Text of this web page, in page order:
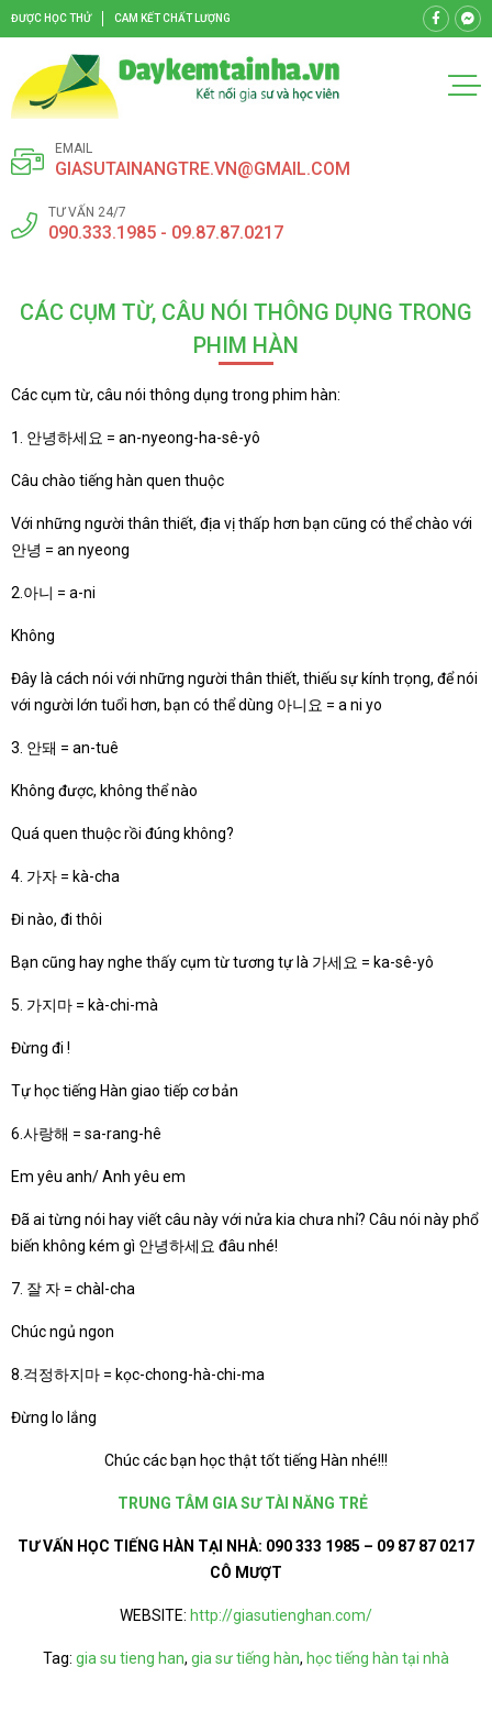
ĐƯỢC HỌC THỬ CAM KẾT CHẤT LƯỢNG
EMAIL
GIASUTAINANGTRE.VN@GMAIL.COM
TƯ VẤN 24/7
090.333.1985 - 09.87.87.0217
CÁC CỤM TỪ, CÂU NÓI THÔNG DỤNG TRONG
PHIM HÀN
Các cụm từ, câu nói thông dụng trong phim hàn:
1. 안녕하세요 = an-nyeong-ha-sê-yô
Câu chào tiếng hàn quen thuộc
Với những người thân thiết, địa vị thấp hơn bạn cũng có thể chào với
안녕 = an nyeong
2.아니 = a-ni
Không
Đây là cách nói với những người thân thiết, thiếu sự kính trọng, để nói
với người lớn tuổi hơn, bạn có thể dùng 아니요 = a ni yo
3. 안돼 = an-tuê
Không được, không thể nào
Quá quen thuộc rồi đúng không?
4. 가자 = kà-cha
Đi nào, đi thôi
Bạn cũng hay nghe thấy cụm từ tương tự là 가세요 = ka-sê-yô
5. 가지마 = kà-chi-mà
Đừng đi !
Tự học tiếng Hàn giao tiếp cơ bản
6.사랑해 = sa-rang-hê
Em yêu anh/ Anh yêu em
Đã ai từng nói hay viết câu này với nửa kia chưa nhỉ? Câu nói này phổ
biến không kém gì 안녕하세요 đâu nhé!
7. 잘 자 = chàl-cha
Chúc ngủ ngon
8.걱정하지마 = kọc-chong-hà-chi-ma
Đừng lo lắng
Chúc các bạn học thật tốt tiếng Hàn nhé!!!
TRUNG TÂM GIA SƯ TÀI NĂNG TRẺ
TƯ VẤN HỌC TIẾNG HÀN TẠI NHÀ: 090 333 1985 – 09 87 87 0217
CÔ MƯỢT
WEBSITE: http://giasutienghan.com/
Tag: gia su tieng han, gia sư tiếng hàn, học tiếng hàn tại nhà